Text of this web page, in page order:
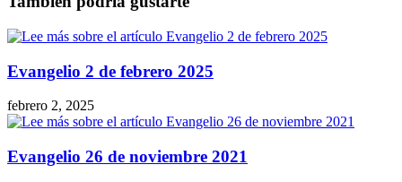
Evangelio 2 de febrero 2025
febrero 2, 2025
Evangelio 26 de noviembre 2021